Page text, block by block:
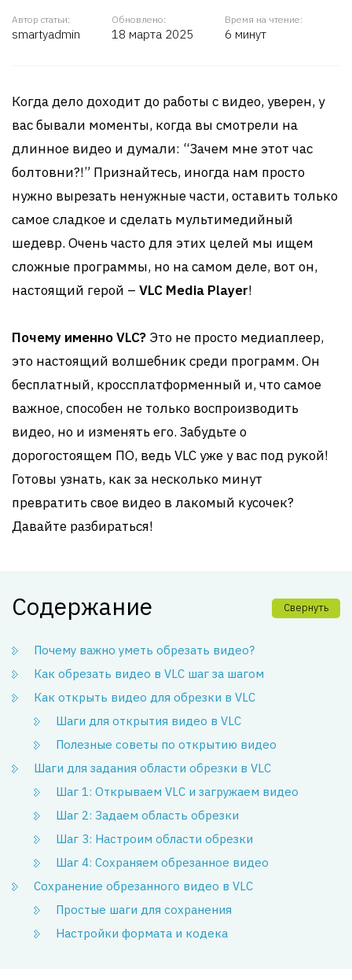
Автор статьи:
smartyadmin
Обновлено:
18 марта 2025
Время на чтение:
6 минут
Когда дело доходит до работы с видео, уверен, у
вас бывали моменты, когда вы смотрели на
длинное видео и думали: “Зачем мне этот час
болтовни?!” Признайтесь, иногда нам просто
нужно вырезать ненужные части, оставить только
самое сладкое и сделать мультимедийный
шедевр. Очень часто для этих целей мы ищем
сложные программы, но на самом деле, вот он,
настоящий герой – VLC Media Player!
Почему именно VLC? Это не просто медиаплеер,
это настоящий волшебник среди программ. Он
бесплатный, кроссплатформенный и, что самое
важное, способен не только воспроизводить
видео, но и изменять его. Забудьте о
дорогостоящем ПО, ведь VLC уже у вас под рукой!
Готовы узнать, как за несколько минут
превратить свое видео в лакомый кусочек?
Давайте разбираться!
Содержание Свернуть
Почему важно уметь обрезать видео?
Как обрезать видео в VLC шаг за шагом
Как открыть видео для обрезки в VLC
Шаги для открытия видео в VLC
Полезные советы по открытию видео
Шаги для задания области обрезки в VLC
Шаг 1: Открываем VLC и загружаем видео
Шаг 2: Задаем область обрезки
Шаг 3: Настроим области обрезки
Шаг 4: Сохраняем обрезанное видео
Сохранение обрезанного видео в VLC
Простые шаги для сохранения
Настройки формата и кодека